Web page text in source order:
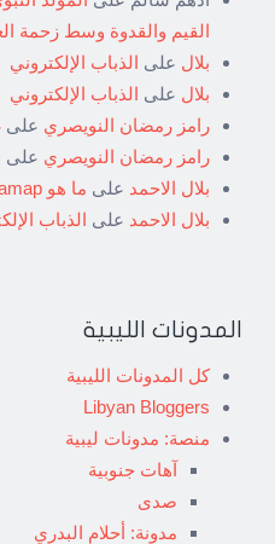
القيم والقدوة وسط زحمة
بلال على الذباب الإلكتروني
بلال على الذباب الإلكتروني
رامز رمضان النويصري على
رامز رمضان النويصري على
بلال الاحمد على ما هو Liveuamap
بلال الاحمد على الذباب
المدونات الليبية
كل المدونات الليبية
Libyan Bloggers
منصة: مدونات ليبية
آهات جنوبية
صدى
مدونة: أحلام البدري